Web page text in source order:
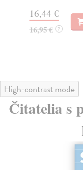
16,44 €
16,95 € ?
High-contrast mode
Čitatelia s